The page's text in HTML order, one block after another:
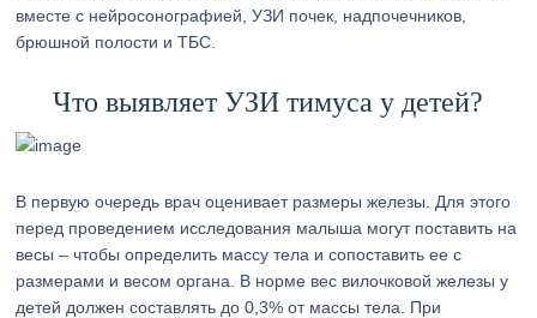
вместе с нейросонографией, УЗИ почек, надпочечников,
брюшной полости и ТБС.
Что выявляет УЗИ тимуса у детей?
В первую очередь врач оценивает размеры железы. Для этого
перед проведением исследования малыша могут поставить на
весы – чтобы определить массу тела и сопоставить ее с
размерами и весом органа. В норме вес вилочковой железы у
детей должен составлять до 0,3% от массы тела. При